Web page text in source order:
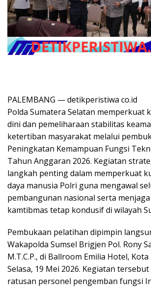
PALEMBANG — detikperistiwa co.id
Polda Sumatera Selatan memperkuat
dini dan pemeliharaan stabilitas
ketertiban masyarakat melalui
Peningkatan Kemampuan Fungsi
Tahun Anggaran 2026. Kegiatan
langkah penting dalam memperkuat
daya manusia Polri guna mengawal
pembangunan nasional serta
kamtibmas tetap kondusif di wilayah
Pembukaan pelatihan dipimpin
Wakapolda Sumsel Brigjen Pol. Rony
M.T.C.P., di Ballroom Emilia Hotel,
Selasa, 19 Mei 2026. Kegiatan
ratusan personel pengemban fungsi